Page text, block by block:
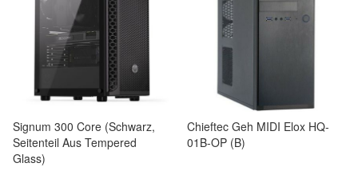
Signum 300 Core (Schwarz,
Seitenteil Aus Tempered
Glass)
Chieftec Geh MIDI Elox HQ-
01B-OP (B)